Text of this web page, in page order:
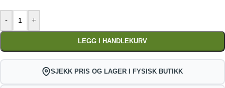
- +
LEGG I HANDLEKURV
SJEKK PRIS OG LAGER I FYSISK BUTIKK